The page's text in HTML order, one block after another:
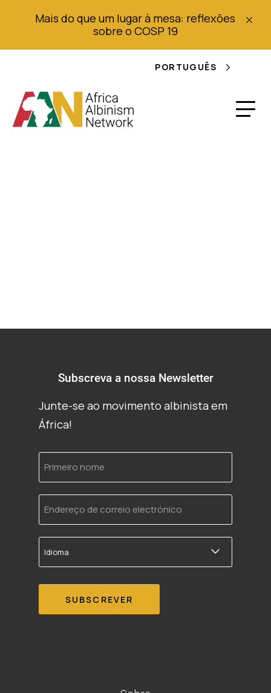
Mais do que um lugar à mesa: reflexões
sobre o COSP 19
PORTUGUÊS
Subscreva a nossa Newsletter
Junte-se ao movimento albinista em
África!
Primeiro
nome
Endereço
de
correio
electrónico
Idioma